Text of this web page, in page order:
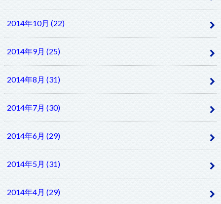
2014年10月 (22)
2014年9月 (25)
2014年8月 (31)
2014年7月 (30)
2014年6月 (29)
2014年5月 (31)
2014年4月 (29)